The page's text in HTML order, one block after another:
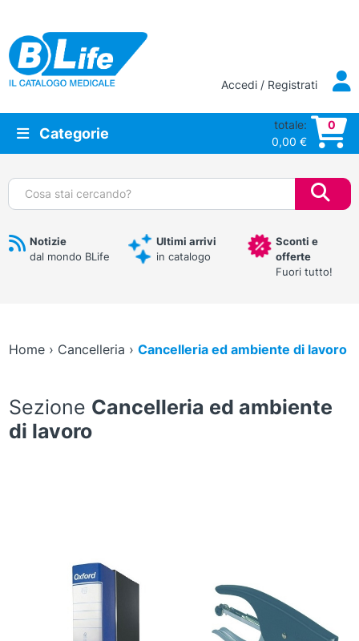
Vai al contenuto principale
Accedi / Registrati
Categorie
totale:
0,00 €
0
Cerca:
Notizie
dal mondo BLife
Ultimi arrivi
in catalogo
Sconti e
offerte
Fuori tutto!
Home› Cancelleria › Cancelleria ed ambiente di lavoro
Sezione Cancelleria ed ambiente
di lavoro